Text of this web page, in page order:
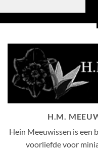
H.M.
Hein Meeuwissen is een
voorliefde voor